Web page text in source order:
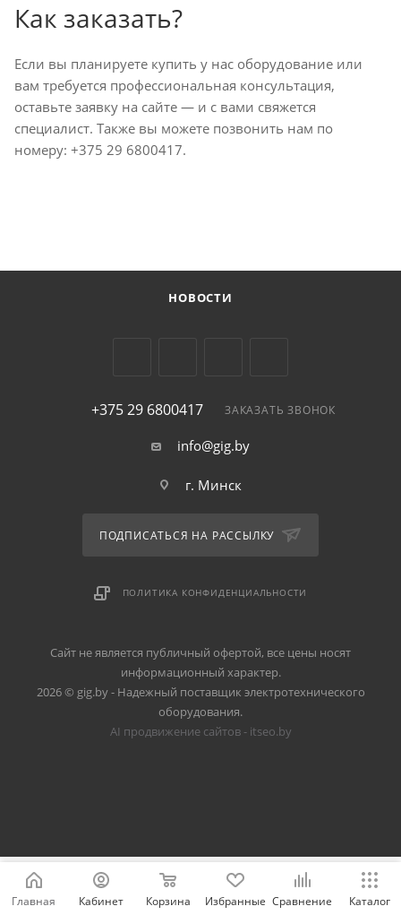
Как заказать?
Если вы планируете купить у нас оборудование или
вам требуется профессиональная консультация,
оставьте заявку на сайте — и с вами свяжется
специалист. Также вы можете позвонить нам по
номеру: +375 29 6800417.
НОВОСТИ
+375 29 6800417 ЗАКАЗАТЬ ЗВОНОК
info@gig.by
г. Минск
ПОДПИСАТЬСЯ НА РАССЫЛКУ
ПОЛИТИКА КОНФИДЕНЦИАЛЬНОСТИ
Сайт не является публичный офертой, все цены носят
информационный характер.
2026 © gig.by - Надежный поставщик электротехнического
оборудования.
AI продвижение сайтов - itseo.by
Главная Кабинет Корзина Избранные Сравнение Каталог